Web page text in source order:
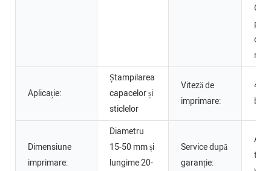
Aplicație:
Ștampilarea
capacelor și
sticlelor
Viteză de
imprimare:
40-
Dimensiune
imprimare:
Diametru
15-50 mm și
lungime 20-
Service după
garanție: